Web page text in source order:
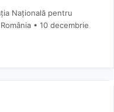
Națională pentru
10 decembrie